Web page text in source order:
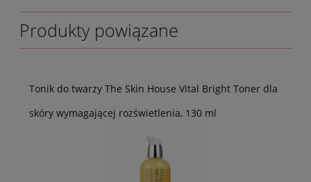
Produkty powiązane
Tonik do twarzy The Skin House Vital Bright Toner dla
skóry wymagającej rozświetlenia, 130 ml